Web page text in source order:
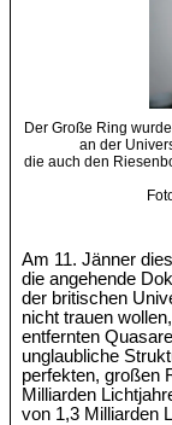
Der Große Ring
an der
die auch den
Am 11. Jänner
die angehende
der britischen
nicht trauen
entfernten
unglaubliche
perfekten, großen
Milliarden
von 1,3 Milliarden